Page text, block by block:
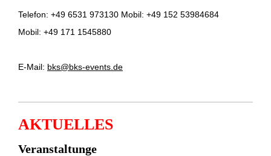
Telefon: +49 6531 973130 Mobil: +49 152 53984684
Mobil: +49 171 1545880
E-Mail: bks@bks-events.de
AKTUELLES
Veranstaltunge